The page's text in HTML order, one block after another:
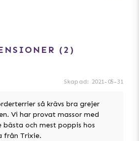
2
Skapad: 2021-05-31
så krävs bra grejer
Vi har provat massor med
bästa och mest poppis hos
från Trixie.